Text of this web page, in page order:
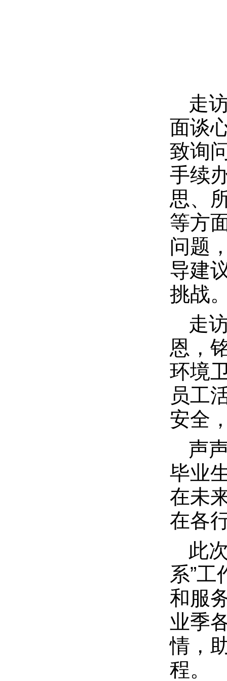
走
面谈
致询
手续
思、
等方
问题
导建
挑战
走
恩，
环境
员工
安全
声
毕业
在未
在各
此
系”
和服
业季
情，
程。